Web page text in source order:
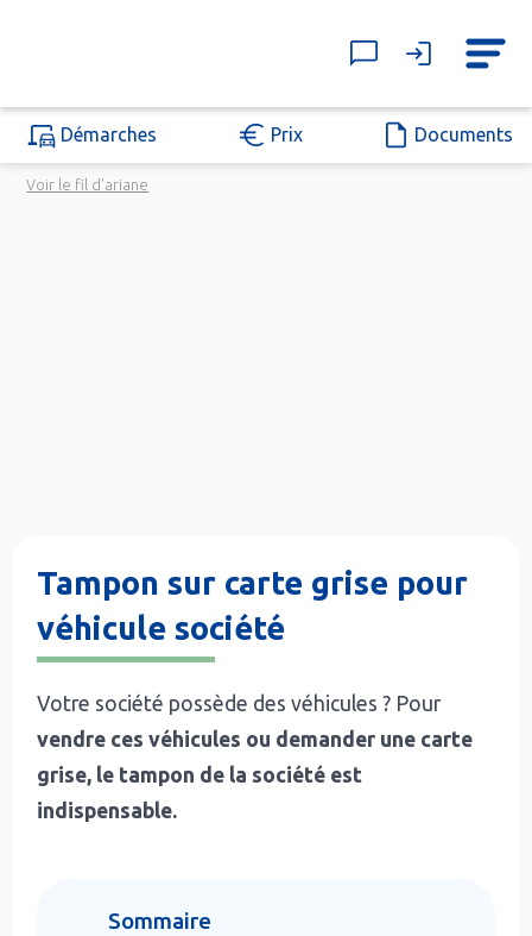
Démarches Prix Documents
Voir le fil d'ariane
Tampon sur carte grise pour
véhicule société
Votre société possède des véhicules ? Pour
vendre ces véhicules ou demander une carte
grise, le tampon de la société est
indispensable.
Sommaire